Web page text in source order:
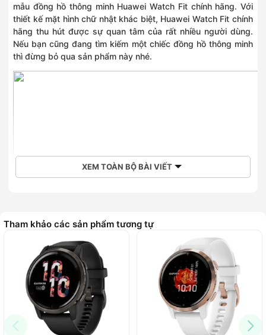
mẫu đồng hồ thông minh Huawei Watch Fit chính hãng. Với
thiết kế mặt hình chữ nhật khác biệt, Huawei Watch Fit chính
hãng thu hút được sự quan tâm của rất nhiều người dùng.
Nếu bạn cũng đang tìm kiếm một chiếc đồng hồ thông minh
thì đừng bỏ qua sản phẩm này nhé.
Thiết kế độc đáo với màn hình chữ nhật
XEM TOÀN BỘ BÀI VIẾT
Tham khảo các sản phẩm tương tự